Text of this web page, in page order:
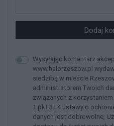
Dodaj
Wysyłając komentarz
www.halorzeszow.pl
siedzibą w mieście
administratorem Twoich
związanych z
1 pkt 3 i 4 ustawy o
danych jest dobrowolne,